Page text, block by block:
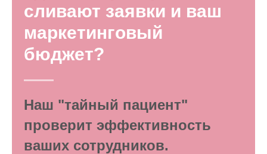
сливают заявки и ваш
маркетинговый
бюджет?
Наш "тайный пациент"
проверит эффективность
ваших сотрудников.